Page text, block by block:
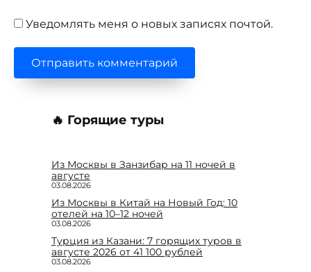
Уведомлять меня о новых записях почтой.
🔥 Горящие туры
Из Москвы в Занзибар на 11 ночей в
августе
03.08.2026
Из Москвы в Китай на Новый Год: 10
отелей на 10–12 ночей
03.08.2026
Турция из Казани: 7 горящих туров в
августе 2026 от 41 100 рублей
03.08.2026